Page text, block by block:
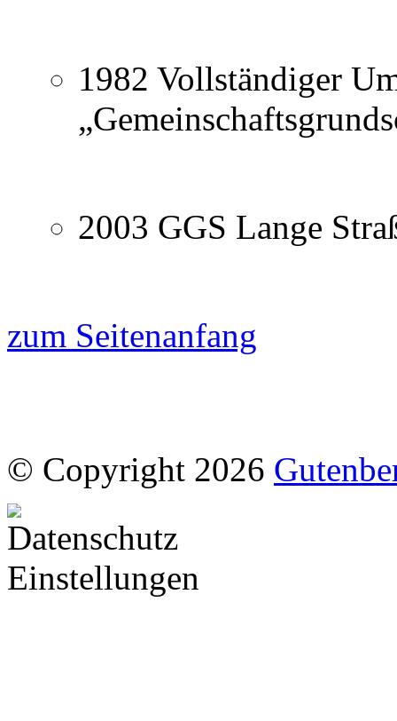
1982 Vollständiger
2003 GGS Lange
zum Seitenanfang
© Copyright 2026